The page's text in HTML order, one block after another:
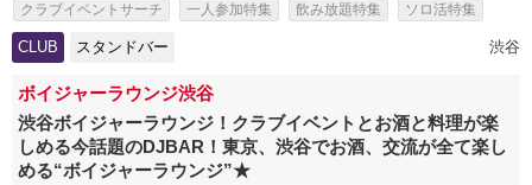
クラブイベントサーチ 一人参加特集 飲み放題特集 ソロ活特集
女性無料特集 出会いイベント特集
スタンドバー特集
CLUB スタンドバー 渋谷
ボイジャーラウンジ渋谷
渋谷ボイジャーラウンジ！クラブイベントとお酒と料理が楽
しめる今話題のDJBAR！東京、渋谷でお酒、交流が全て楽し
める“ボイジャーラウンジ”★